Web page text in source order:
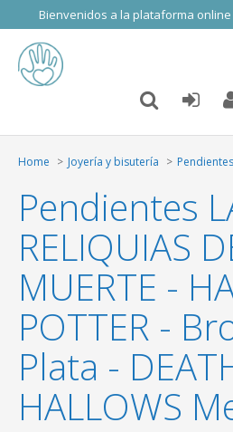
Bienvenidos a la plataforma
Home Joyería y bisutería Pendientes
Pendientes
RELIQUIAS
MUERTE -
POTTER -
Plata -
HALLOWS